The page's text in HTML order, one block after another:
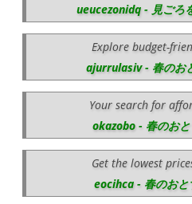
ueucezonidq - 見ごろ
Explore budget-
ajurrulasiv - 春のお
Your search for
okazobo - 春のおと
Get the lowest
eocihca - 春のおと